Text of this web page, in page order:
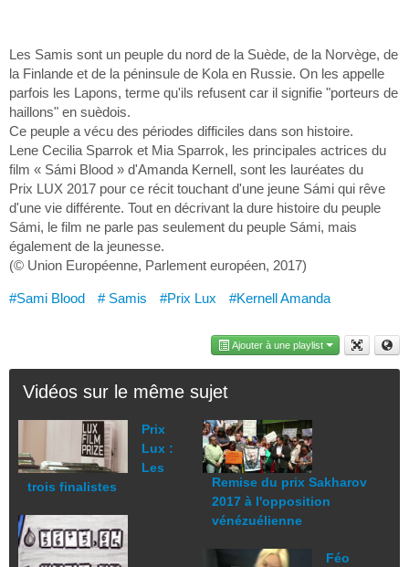
Les Samis sont un peuple du nord de la Suède, de la Norvège, de
la Finlande et de la péninsule de Kola en Russie. On les appelle
parfois les Lapons, terme qu'ils refusent car il signifie "porteurs de
haillons" en suèdois.
Ce peuple a vécu des périodes difficiles dans son histoire.
Lene Cecilia Sparrok et Mia Sparrok, les principales actrices du
film « Sámi Blood » d'Amanda Kernell, sont les lauréates du
Prix LUX 2017 pour ce récit touchant d'une jeune Sámi qui rêve
d'une vie différente. Tout en décrivant la dure histoire du peuple
Sámi, le film ne parle pas seulement du peuple Sámi, mais
également de la jeunesse.
(© Union Européenne, Parlement européen, 2017)
#Sami Blood # Samis #Prix Lux #Kernell Amanda
Ajouter à une playlist
Vidéos sur le même sujet
Prix
Lux :
Les
trois finalistes
Remise du prix Sakharov
2017 à l'opposition
vénézuélienne
Féo